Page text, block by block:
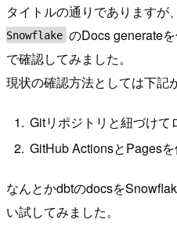
タイトルの通りでありますが、
Snowflake のDocs generate
で確認してみました。
現状の確認方法としては下記
Gitリポジトリと紐づけて
GitHub ActionsとPagesを
なんとかdbtのdocsを
い試してみました。